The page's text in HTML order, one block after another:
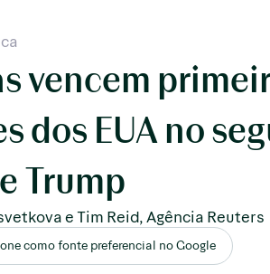
vencem
dos EUA no
Trump
e Tim Reid, Agência Reuters
como fonte preferencial no Google